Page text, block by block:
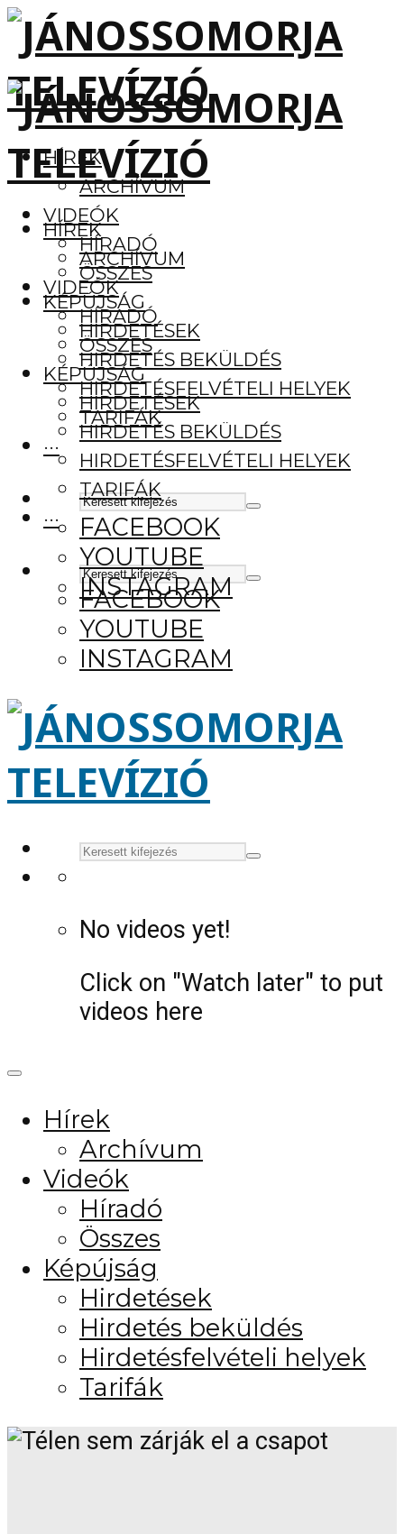
HÍREK
ARCHÍVUM
VIDEÓK
HÍRADÓ
ÖSSZES
KÉPÚJSÁG
HIRDETÉSEK
HIRDETÉS BEKÜLDÉS
HIRDETÉSFELVÉTELI HELYEK
TARIFÁK
···
FACEBOOK
YOUTUBE
INSTAGRAM
HÍREK
ARCHÍVUM
VIDEÓK
HÍRADÓ
ÖSSZES
KÉPÚJSÁG
HIRDETÉSEK
HIRDETÉS BEKÜLDÉS
HIRDETÉSFELVÉTELI HELYEK
TARIFÁK
···
FACEBOOK
YOUTUBE
INSTAGRAM
No videos yet!
Click on "Watch later" to put
videos here
Hírek
Archívum
Videók
Híradó
Összes
Képújság
Hirdetések
Hirdetés beküldés
Hirdetésfelvételi helyek
Tarifák